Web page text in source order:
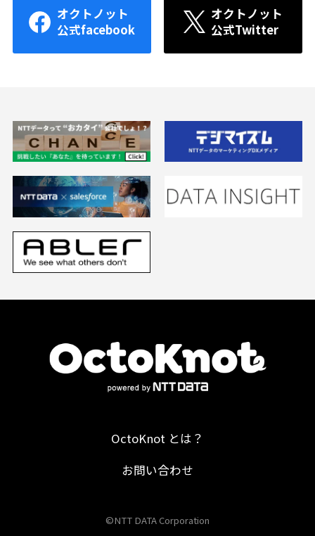
オクトノット
公式facebook
オクトノット
公式Twitter
OctoKnot とは？
お問い合わせ
©NTT DATA Corporation